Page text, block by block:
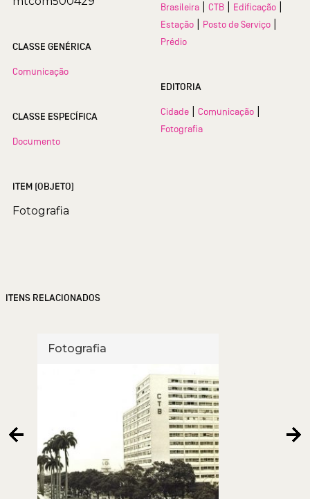
CLASSE GENÉRICA
Comunicação
CLASSE ESPECÍFICA
Documento
ITEM (OBJETO)
Fotografia
Brasileira CTB Edificação
Estação Posto de Serviço
Prédio
EDITORIA
Cidade Comunicação
Fotografia
ITENS RELACIONADOS
Fotografia